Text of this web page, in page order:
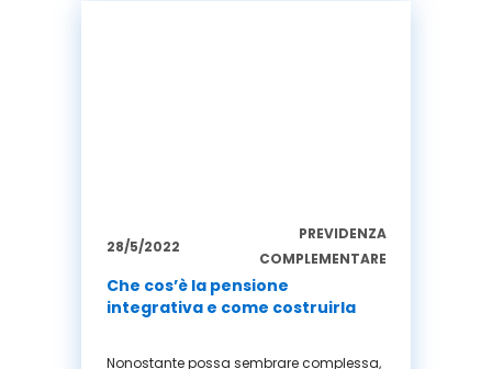
28/5/2022
PREVIDENZA
COMPLEMENTARE
Che cos’è la pensione
integrativa e come costruirla
Nonostante possa sembrare complessa,